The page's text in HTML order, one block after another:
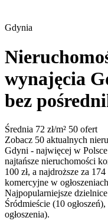
Gdynia
wynajęcia
bez
Średnia 72 zł/m² 50 ofert
Zobacz 50 aktualnych
Gdyni - najwięcej w
najtańsze nieruchomości
100 zł, a najdroższe za
komercyjne w
Najpopularniejsze
Śródmieście (10
ogłoszenia).